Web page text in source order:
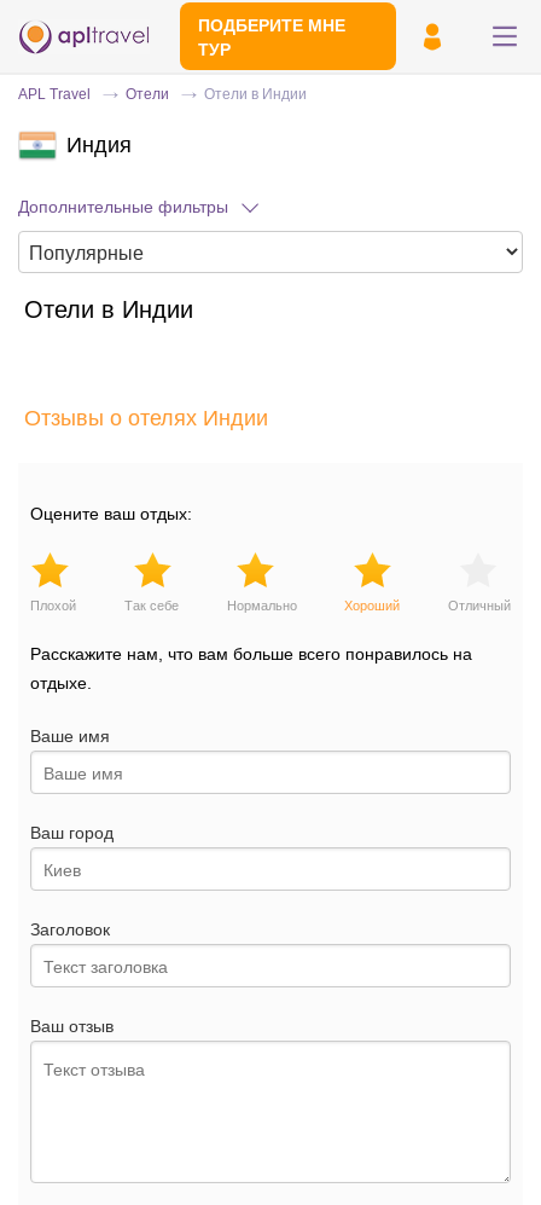
ПОДБЕРИТЕ МНЕ
ТУР
минут
APL Travel Отели Отели в Индии
Индия
Дополнительные фильтры
Отели в Индии
Отзывы о отелях Индии
Оцените ваш отдых:
Плохой Так себе Нормально Хороший Отличный
Расскажите нам, что вам больше всего понравилось на
отдыхе.
Ваше имя
Ваш город
Заголовок
Ваш отзыв